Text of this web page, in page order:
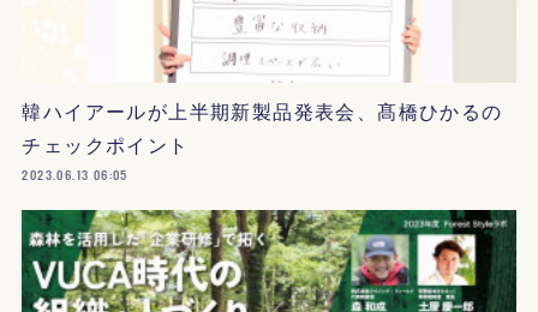
韓ハイアールが上半期新製品発表会、髙橋ひかるの
チェックポイント
2023.06.13 06:05